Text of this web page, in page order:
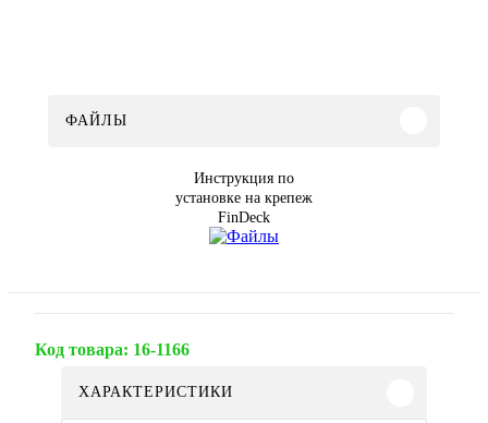
ФАЙЛЫ
Инструкция по
установке на крепеж
FinDeck
Код товара: 16-1166
ХАРАКТЕРИСТИКИ